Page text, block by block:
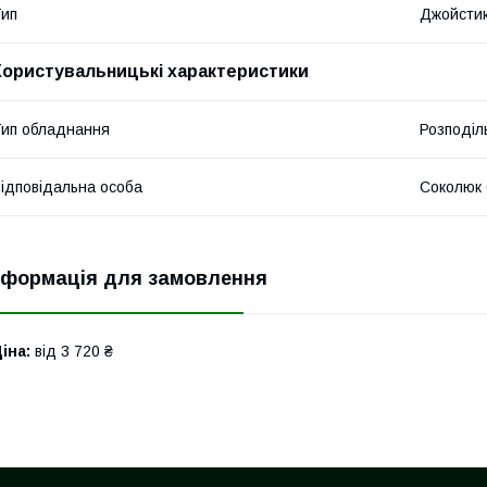
характеристики
обладнання
особа Соколюк
для замовлення
від 3 720 ₴